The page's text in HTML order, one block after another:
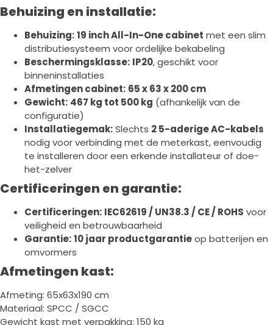
Behuizing en installatie:
Behuizing:19 inch All-In-One cabinet met een slim
distributiesysteem voor ordelijke bekabeling
Beschermingsklasse: IP20, geschikt voor
binneninstallaties
Afmetingen cabinet: 65 x 63 x 200 cm
Gewicht: 467 kg tot 500 kg (afhankelijk van de
configuratie)
Installatiegemak:Slechts 2 5-aderige AC-kabels
nodig voor verbinding met de meterkast, eenvoudig
te installeren door een erkende installateur of doe-
het-zelver
Certificeringen en garantie:
Certificeringen: IEC62619 / UN38.3 / CE / ROHS voor
veiligheid en betrouwbaarheid
Garantie:10 jaar productgarantieop batterijen en
omvormers
Afmetingen kast:
Afmeting: 65x63x190 cm
Materiaal: SPCC / SGCC
Gewicht kast met verpakking: 150 kg